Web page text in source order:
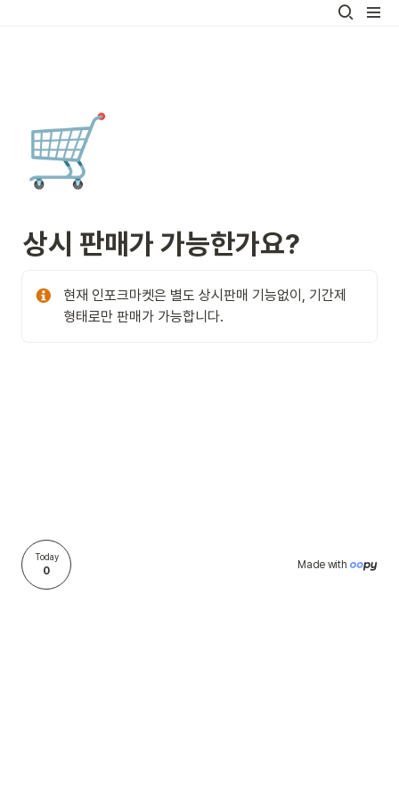
🛒
상시 판매가 가능한가요?
현재 인포크마켓은 별도 상시판매 기능없이, 기간제
형태로만 판매가 가능합니다.
Today
0 Made with